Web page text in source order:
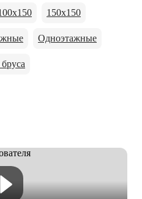
150х150
Одноэтажные